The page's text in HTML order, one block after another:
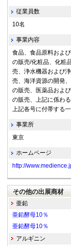
従業員数
10名
事業内容
食品、食品原料およ
の販売/化粧品、化粧
売、浄水機器および
売、海洋資源の開発
の販売、医薬品およ
の販売、上記に係わ
上記各号に付帯する
事業所
東京
ホームページ
http://
その他の出展商材
亜鉛
亜鉛酵母10％
亜鉛酵母10％
アルギニン